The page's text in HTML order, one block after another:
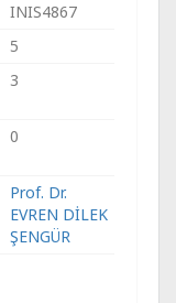
INIS4867
5
3
0
Prof. Dr.
EVREN DİLEK
ŞENGÜR